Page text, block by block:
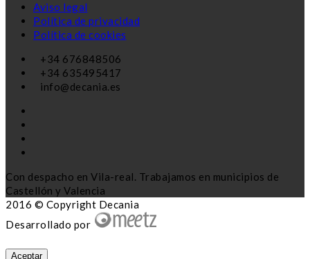
Aviso legal
Política de privacidad
Política de cookies
+34 676848506
+34 635495417
info@decania.es
Con despacho en Vila-real. Trabajamos en municipios de
Castellón y Valencia
2016 © Copyright Decania
Desarrollado por
Aceptar